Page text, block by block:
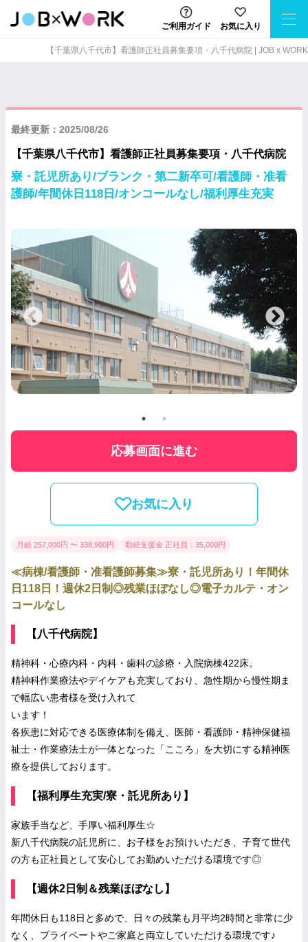
ご利用ガイド お気に入り
【千葉県八千代市】看護師正社員募集要項・八千代病院 | JOB x WORK
最終更新：2025/08/26
【千葉県八千代市】看護師正社員募集要項・八千代病院
寮・託児所あり/ブランク・第二新卒可/看護師・准看
護師/年間休日118日/オンコールなし/福利厚生充実
応募画面に進む
お気に入り
月給 257,000円 〜 338,900円 勤続支援金 正社員：35,000円
≪病棟/看護師・准看護師募集≫寮・託児所あり！年間休
日118日！週休2日制◎残業ほぼなし◎電子カルテ・オン
コールなし
【八千代病院】
精神科・心療内科・内科・歯科の診療・入院病棟422床。
精神科作業療法やデイケアも充実しており、急性期から慢性期ま
で幅広い患者様を受け入れて
います！
各疾患に対応できる医療体制を備え、医師・看護師・精神保健福
祉士・作業療法士が一体となった「こころ」を大切にする精神医
療を提供しております。
【福利厚生充実/寮・託児所あり】
家族手当など、手厚い福利厚生☆
新八千代病院の託児所に、お子様をお預けいただき、子育て世代
の方も正社員として安心してお勤めいただける環境です◎
【週休2日制＆残業ほぼなし】
年間休日も118日と多めで、日々の残業も月平均2時間と非常に少
なく、プライベートやご家庭と両立していただける環境です♪